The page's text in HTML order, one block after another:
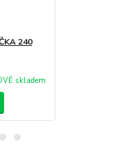
240
skladem